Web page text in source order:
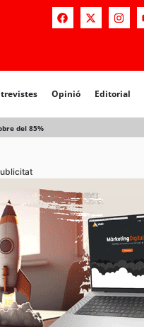
Opinió Editorial
del 85%
Opinió Editorial